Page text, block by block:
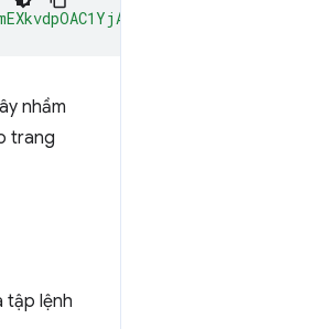
nhầm
trang
tập lệnh